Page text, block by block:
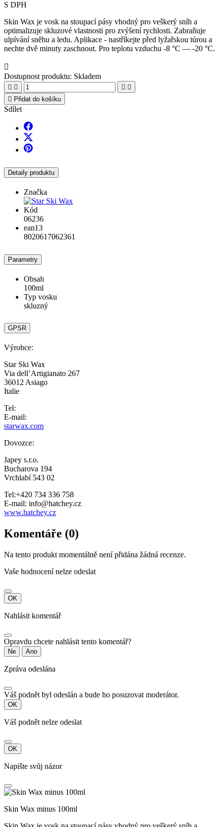
S DPH
Skin Wax je vosk na stoupací pásy vhodný pro veškerý sníh a
optimalizuje skluzové vlastnosti pro zvýšení rychlosti. Zabraňuje
ulpívání sněhu a ledu. Aplikace - nastříkejte před lyžařskou túrou a
nechte dvě minuty zaschnout. Pro teplotu vzduchu -8 °C — -20 °C.

Dostupnost produktu: Skladem
   
 Přidat do košíku
Sdílet
Detaily produktu
Značka
Kód
06236
ean13
8020617062361
Parametry
Obsah
100ml
Typ vosku
skluzný
GPSR
Výrobce:
Star Ski Wax
Via dell’Artigianato 267
36012 Asiago
Italie
Tel:
E-mail:
starwax.com
Dovozce:
Japey s.r.o.
Bucharova 194
Vrchlabí 543 02
Tel:+420 734 336 758
E-mail: info@hatchey.cz
www.hatchey.cz
Komentáře (0)
Na tento produkt momentálně není přidána žádná recenze.
Vaše hodnocení nelze odeslat
OK
Nahlásit komentář
Opravdu chcete nahlásit tento komentář?
Ne Ano
Zpráva odeslána
Váš podnět byl odeslán a bude ho posuzovat moderátor.
OK
Váš podnět nelze odeslat
OK
Napište svůj názor
Skin Wax minus 100ml